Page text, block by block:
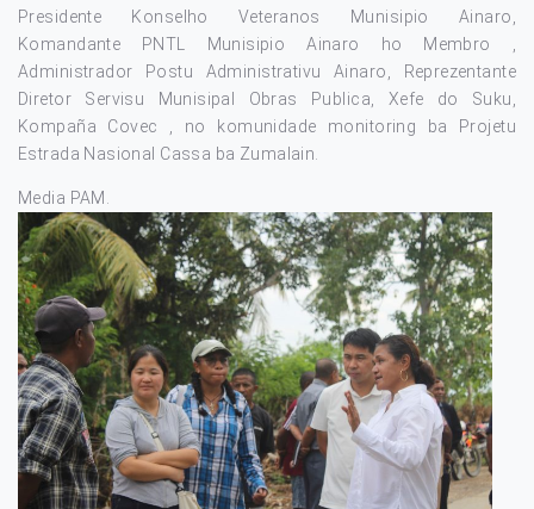
Presidente Konselho Veteranos Munisipio Ainaro,
Komandante PNTL Munisipio Ainaro ho Membro ,
Administrador Postu Administrativu Ainaro, Reprezentante
Diretor Servisu Munisipal Obras Publica, Xefe do Suku,
Kompaña Covec , no komunidade monitoring ba Projetu
Estrada Nasional Cassa ba Zumalain.
Media PAM.